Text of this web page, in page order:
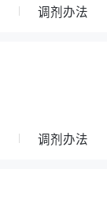
调剂办法
调剂办法